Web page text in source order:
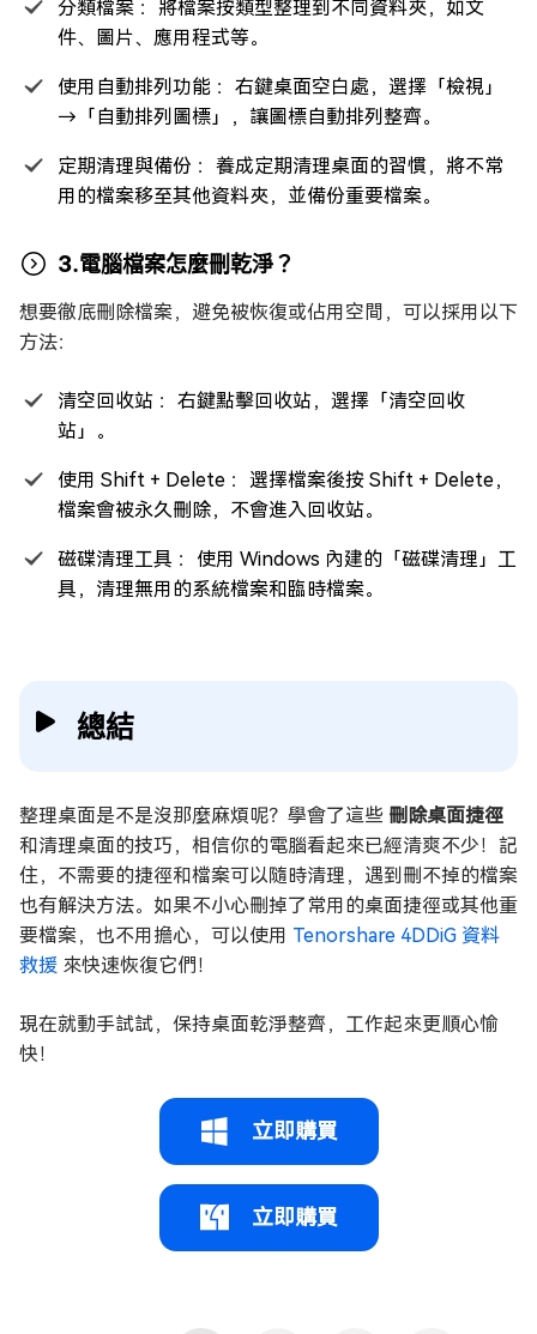
分類檔案 ：將檔案按類型整理到不同資料夾，如文
件、圖片、應用程式等。
使用自動排列功能 ：右鍵桌面空白處，選擇「檢視」
→「自動排列圖標」，讓圖標自動排列整齊。
定期清理與備份 ：養成定期清理桌面的習慣，將不常
用的檔案移至其他資料夾，並備份重要檔案。
3.電腦檔案怎麼刪乾淨？
想要徹底刪除檔案，避免被恢復或佔用空間，可以採用以下
方法：
清空回收站 ：右鍵點擊回收站，選擇「清空回收
站」。
使用 Shift + Delete ：選擇檔案後按 Shift + Delete，
檔案會被永久刪除，不會進入回收站。
磁碟清理工具 ：使用 Windows 內建的「磁碟清理」工
具，清理無用的系統檔案和臨時檔案。
總結
整理桌面是不是沒那麼麻煩呢？學會了這些 刪除桌面捷徑
和清理桌面的技巧，相信你的電腦看起來已經清爽不少！記
住，不需要的捷徑和檔案可以隨時清理，遇到刪不掉的檔案
也有解決方法。如果不小心刪掉了常用的桌面捷徑或其他重
要檔案，也不用擔心，可以使用 Tenorshare 4DDiG 資料
救援 來快速恢復它們！
現在就動手試試，保持桌面乾淨整齊，工作起來更順心愉
快！
立即購買
立即購買